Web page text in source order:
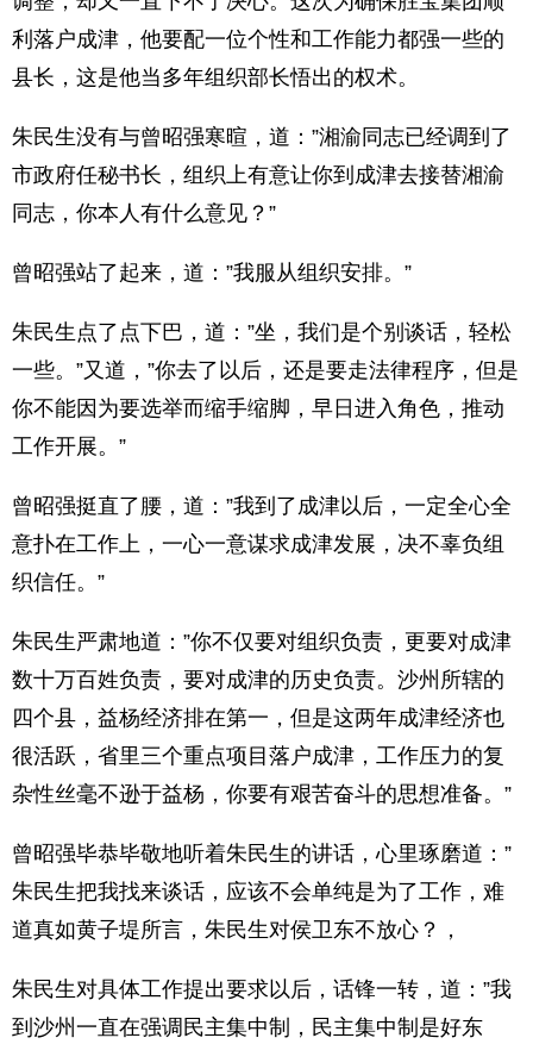
利落户成津，他要配一位个性和工作能力都强一些的
县长，这是他当多年组织部长悟出的权术。
朱民生没有与曾昭强寒暄，道：”湘渝同志已经调到了
市政府任秘书长，组织上有意让你到成津去接替湘渝
同志，你本人有什么意见？”
曾昭强站了起来，道：”我服从组织安排。”
朱民生点了点下巴，道：”坐，我们是个别谈话，轻松
一些。”又道，”你去了以后，还是要走法律程序，但是
你不能因为要选举而缩手缩脚，早日进入角色，推动
工作开展。”
曾昭强挺直了腰，道：”我到了成津以后，一定全心全
意扑在工作上，一心一意谋求成津发展，决不辜负组
织信任。”
朱民生严肃地道：”你不仅要对组织负责，更要对成津
数十万百姓负责，要对成津的历史负责。沙州所辖的
四个县，益杨经济排在第一，但是这两年成津经济也
很活跃，省里三个重点项目落户成津，工作压力的复
杂性丝毫不逊于益杨，你要有艰苦奋斗的思想准备。”
曾昭强毕恭毕敬地听着朱民生的讲话，心里琢磨道：”
朱民生把我找来谈话，应该不会单纯是为了工作，难
道真如黄子堤所言，朱民生对侯卫东不放心？，
朱民生对具体工作提出要求以后，话锋一转，道：”我
到沙州一直在强调民主集中制，民主集中制是好东